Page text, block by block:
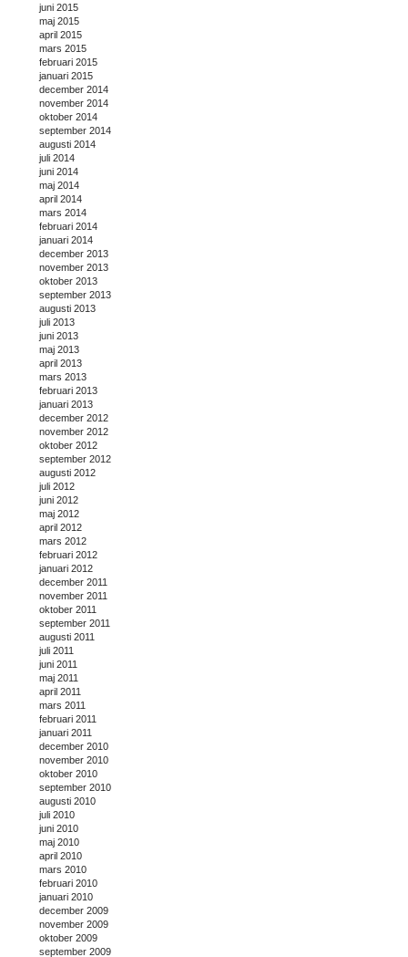
juni 2015
maj 2015
april 2015
mars 2015
februari 2015
januari 2015
december 2014
november 2014
oktober 2014
september 2014
augusti 2014
juli 2014
juni 2014
maj 2014
april 2014
mars 2014
februari 2014
januari 2014
december 2013
november 2013
oktober 2013
september 2013
augusti 2013
juli 2013
juni 2013
maj 2013
april 2013
mars 2013
februari 2013
januari 2013
december 2012
november 2012
oktober 2012
september 2012
augusti 2012
juli 2012
juni 2012
maj 2012
april 2012
mars 2012
februari 2012
januari 2012
december 2011
november 2011
oktober 2011
september 2011
augusti 2011
juli 2011
juni 2011
maj 2011
april 2011
mars 2011
februari 2011
januari 2011
december 2010
november 2010
oktober 2010
september 2010
augusti 2010
juli 2010
juni 2010
maj 2010
april 2010
mars 2010
februari 2010
januari 2010
december 2009
november 2009
oktober 2009
september 2009